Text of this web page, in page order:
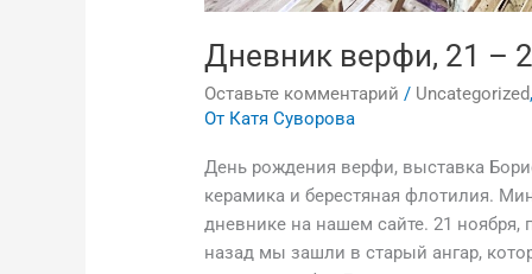
Дневник верфи, 21 –
Оставьте комментарий / Uncategorized,
От Катя Суворова
День рождения верфи, выставка
керамика и берестяная флотилия.
дневнике на нашем сайте. 21
назад мы зашли в старый ангар,